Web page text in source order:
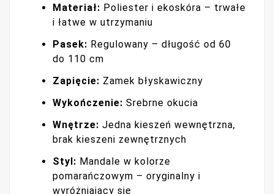
Materiał: Poliester i ekoskóra – trwałe
i łatwe w utrzymaniu
Pasek: Regulowany – długość od 60
do 110 cm
Zapięcie: Zamek błyskawiczny
Wykończenie: Srebrne okucia
Wnętrze: Jedna kieszeń wewnętrzna,
brak kieszeni zewnętrznych
Styl: Mandale w kolorze
pomarańczowym – oryginalny i
wyróżniający się